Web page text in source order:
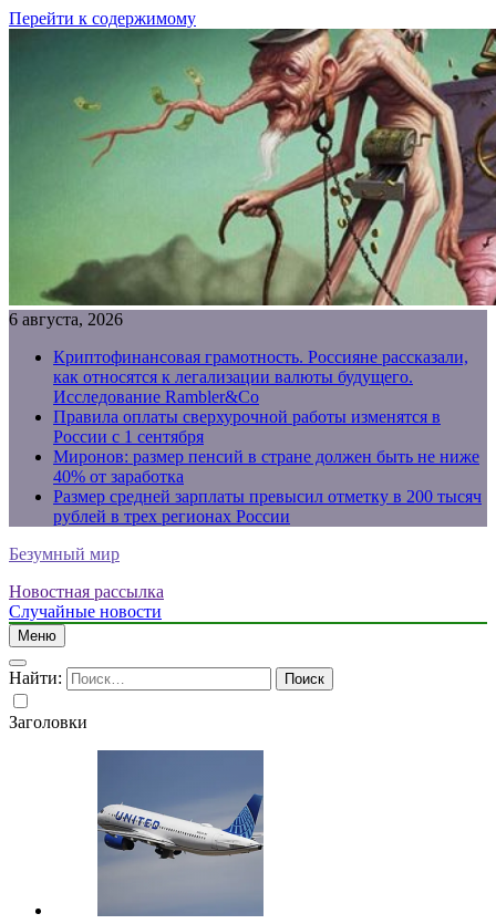
Перейти к содержимому
6 августа, 2026
Криптофинансовая грамотность. Россияне рассказали,
как относятся к легализации валюты будущего.
Исследование Rambler&Co
Правила оплаты сверхурочной работы изменятся в
России с 1 сентября
Миронов: размер пенсий в стране должен быть не ниже
40% от заработка
Размер средней зарплаты превысил отметку в 200 тысяч
рублей в трех регионах России
Безумный мир
Новостная рассылка
Случайные новости
Меню
Найти:
Заголовки